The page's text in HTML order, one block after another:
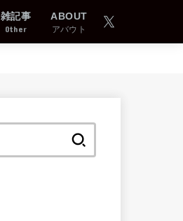
雑記事
Other
ABOUT
アバウト